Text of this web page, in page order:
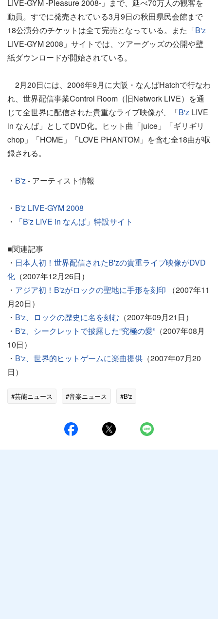
LIVE-GYM -Pleasure 2008-」まで、延べ70万人の観客を
動員。すでに発売されている3月9日の秋田県民会館まで
18公演分のチケットは全て完売となっている。また「B'z
LIVE-GYM 2008」サイトでは、ツアーグッズの公開や壁
紙ダウンロードが開始されている。
2月20日には、2006年9月に大阪・なんばHatchで行なわ
れ、世界配信事業Control Room（旧Network LIVE）を通
じて全世界に配信された貴重なライブ映像が、「B'z LIVE
in なんば」としてDVD化。ヒット曲「juice」「ギリギリ
chop」「HOME」「LOVE PHANTOM」を含む全18曲が収
録される。
・ B'z- アーティスト情報
・ B'z LIVE-GYM 2008
・
「B'z LIVE in なんば」特設サイト
■関連記事
・ 日本人初！世界配信されたB'zの貴重ライブ映像がDVD
化 （2007年12月26日）
・ アジア初！B'zがロックの聖地に手形を刻印
（2007年11
月20日）
・ B'z、ロックの歴史に名を刻む （2007年09月21日）
・ B'z、シークレットで披露した“究極の愛” （2007年08月
10日）
・ B'z、世界的ヒットゲームに楽曲提供 （2007年07月20
日）
#芸能ニュース #音楽ニュース #B'z